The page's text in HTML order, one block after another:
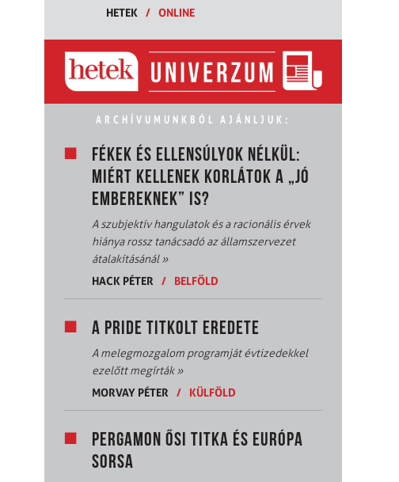
HETEK / ONLINE
ARCHÍVUMUNKBÓL AJÁNLJUK:
FÉKEK ÉS ELLENSÚLYOK NÉLKÜL:
MIÉRT KELLENEK KORLÁTOK A „JÓ
EMBEREKNEK” IS?
A szubjektív hangulatok és a racionális érvek
hiánya rossz tanácsadó az államszervezet
átalakításánál»
HACK PÉTER
/ BELFÖLD
A PRIDE TITKOLT EREDETE
A melegmozgalom programját évtizedekkel
ezelőtt megírták»
MORVAY PÉTER
/ KÜLFÖLD
PERGAMON ŐSI TITKA ÉS EURÓPA
SORSA